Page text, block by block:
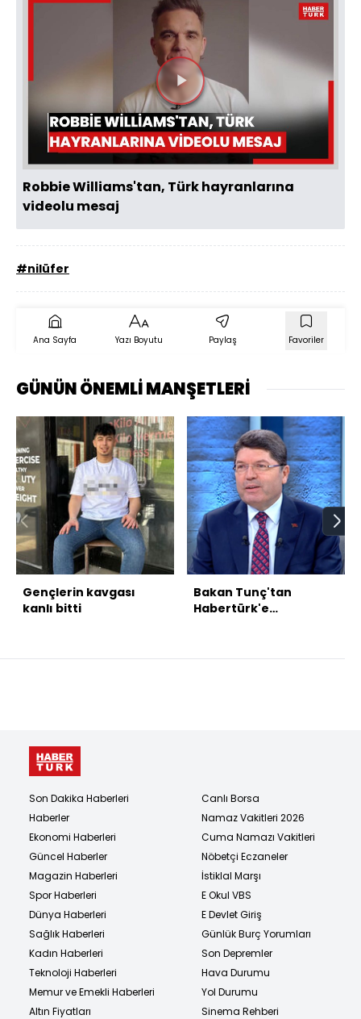
Videoyu
Oynat
Robbie Williams'tan, Türk hayranlarına
videolu mesaj
#nilüfer
Ana Sayfa Yazı Boyutu Paylaş Favoriler
GÜNÜN ÖNEMLİ MANŞETLERİ
Gençlerin kavgası
kanlı bitti
Bakan Tunç'tan
Habertürk'e
Son Dakika Haberleri
Haberler
Ekonomi Haberleri
Güncel Haberler
Magazin Haberleri
Spor Haberleri
Dünya Haberleri
Sağlık Haberleri
Kadın Haberleri
Teknoloji Haberleri
Memur ve Emekli Haberleri
Altın Fiyatları
Canlı Borsa
Namaz Vakitleri 2026
Cuma Namazı Vakitleri
Nöbetçi Eczaneler
İstiklal Marşı
E Okul VBS
E Devlet Giriş
Günlük Burç Yorumları
Son Depremler
Hava Durumu
Yol Durumu
Sinema Rehberi